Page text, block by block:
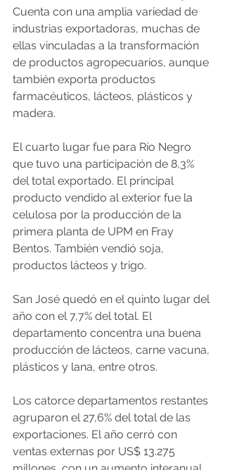
Cuenta con una amplia variedad de
industrias exportadoras, muchas de
ellas vinculadas a la transformación
de productos agropecuarios, aunque
también exporta productos
farmacéuticos, lácteos, plásticos y
madera.
El cuarto lugar fue para Río Negro
que tuvo una participación de 8,3%
del total exportado. El principal
producto vendido al exterior fue la
celulosa por la producción de la
primera planta de UPM en Fray
Bentos. También vendió soja,
productos lácteos y trigo.
San José quedó en el quinto lugar del
año con el 7,7% del total. El
departamento concentra una buena
producción de lácteos, carne vacuna,
plásticos y lana, entre otros.
Los catorce departamentos restantes
agruparon el 27,6% del total de las
exportaciones. El año cerró con
ventas externas por US$ 13.275